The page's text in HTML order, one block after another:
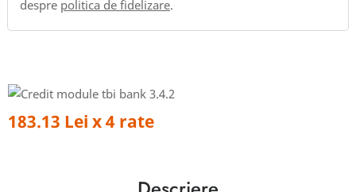
despre politica de fidelizare.
183.13 Lei x 4 rate